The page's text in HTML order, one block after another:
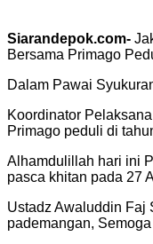
Siarandepok.com-
Bersama Primago
Dalam Pawai
Koordinator
Primago peduli di
Alhamdulillah hari ini
pasca khitan pada 27
Ustadz Awaluddin Faj
pademangan,